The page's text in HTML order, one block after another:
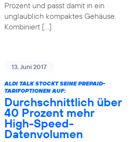
Prozent und passt damit in ein
unglaublich kompaktes Gehäuse.
Kombiniert […]
13. Juni 2017
ALDI TALK STOCKT SEINE PREPAID-
TARIFOPTIONEN AUF:
Durchschnittlich über
40 Prozent mehr
High-Speed-
Datenvolumen